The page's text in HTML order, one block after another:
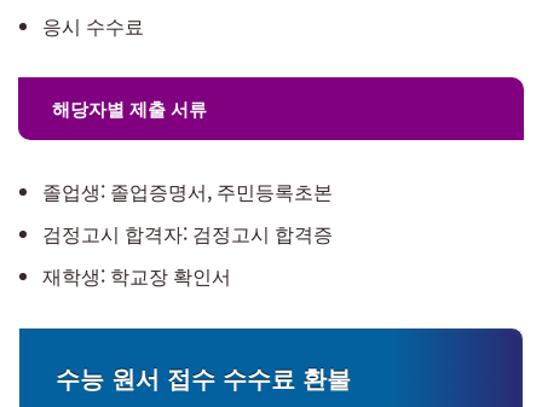
응시 수수료
해당자별 제출 서류
졸업생: 졸업증명서, 주민등록초본
검정고시 합격자: 검정고시 합격증
재학생: 학교장 확인서
수능 원서 접수 수수료 환불